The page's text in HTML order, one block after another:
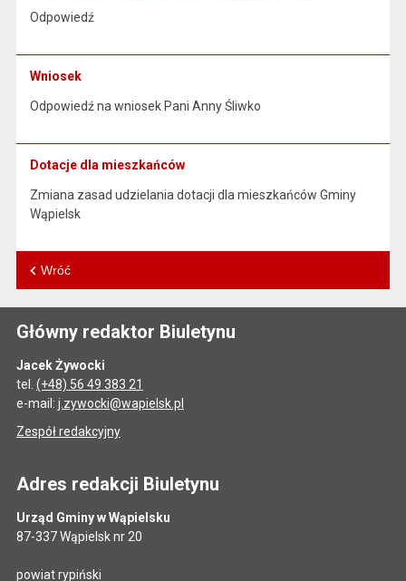
Odpowiedź
Wniosek
Odpowiedź na wniosek Pani Anny Śliwko
Dotacje dla mieszkańców
Zmiana zasad udzielania dotacji dla mieszkańców Gminy
Wąpielsk
Wróć
Główny redaktor Biuletynu
Jacek Żywocki
tel. (+48) 56 49 383 21
e-mail: j.zywocki@wapielsk.pl
Zespół redakcyjny
Adres redakcji Biuletynu
Urząd Gminy w Wąpielsku
87-337 Wąpielsk nr 20
powiat rypiński